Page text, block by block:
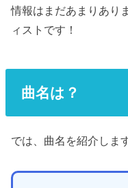
情報はまだあまりあり
ィストです！
曲名は？
では、曲名を紹介しま